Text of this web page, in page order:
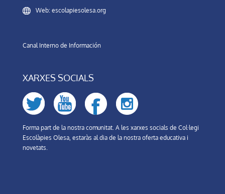
Web: escolapiesolesa.org
Canal Interno de Información
XARXES SOCIALS
Forma part de la nostra comunitat. A les xarxes socials de Col·legi
Escolàpies Olesa, estaràs al dia de la nostra oferta educativa i
novetats.